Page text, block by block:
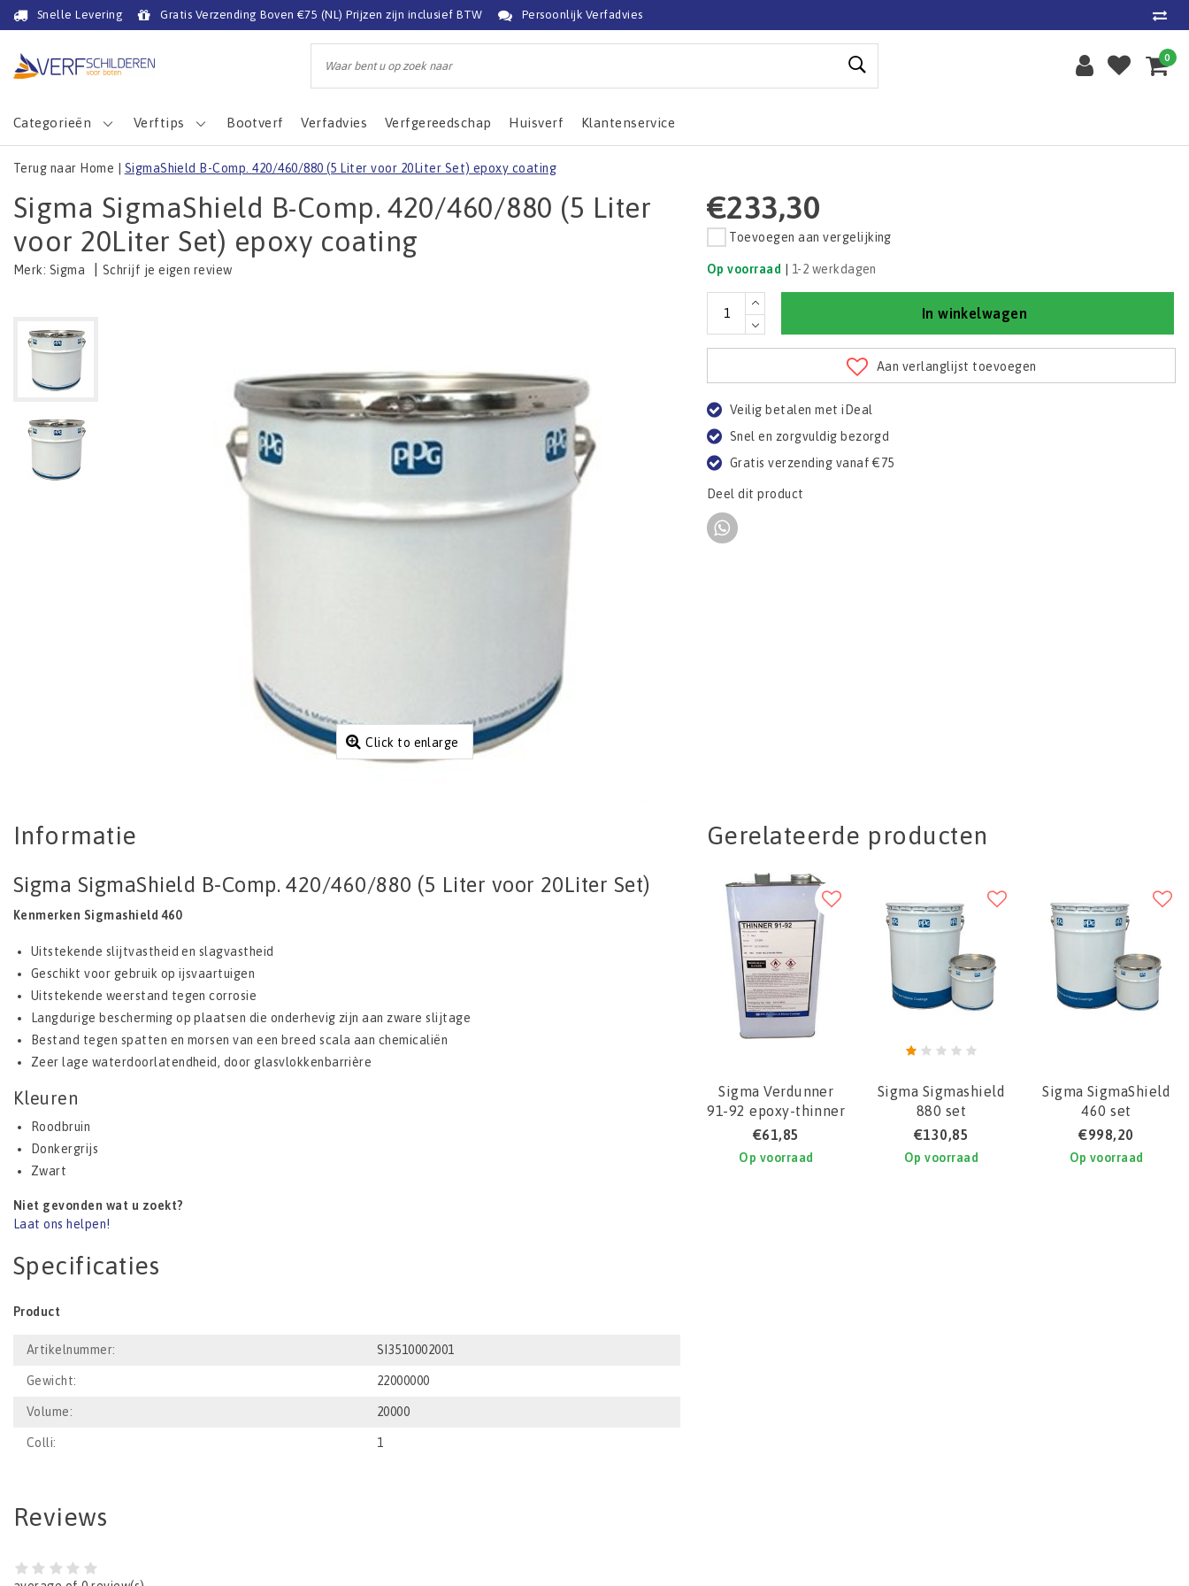
Snelle Levering Gratis Verzending Boven €75 (NL) Prijzen zijn inclusief BTW Persoonlijk Verfadvies
0
Categorieën Verftips Bootverf Verfadvies Verfgereedschap Huisverf Klantenservice
Terug naar Home SigmaShield B-Comp. 420/460/880 (5 Liter voor 20Liter Set) epoxy coating
Sigma SigmaShield B-Comp. 420/460/880 (5 Liter
voor 20Liter Set) epoxy coating
Merk: Sigma Schrijf je eigen review
Click to enlarge
€233,30
Toevoegen aan vergelijking
Op voorraad 1-2 werkdagen
In winkelwagen
Aan verlanglijst toevoegen
Veilig betalen met iDeal
Snel en zorgvuldig bezorgd
Gratis verzending vanaf €75
Deel dit product
Informatie
Sigma SigmaShield B-Comp. 420/460/880 (5 Liter voor 20Liter Set)
Kenmerken Sigmashield 460
Uitstekende slijtvastheid en slagvastheid
Geschikt voor gebruik op ijsvaartuigen
Uitstekende weerstand tegen corrosie
Langdurige bescherming op plaatsen die onderhevig zijn aan zware slijtage
Bestand tegen spatten en morsen van een breed scala aan chemicaliën
Zeer lage waterdoorlatendheid, door glasvlokkenbarrière
Kleuren
Roodbruin
Donkergrijs
Zwart
Niet gevonden wat u zoekt?
Laat ons helpen!
Specificaties
Product
Artikelnummer: SI3510002001
Gewicht: 22000000
Volume: 20000
Colli: 1
Reviews
Gerelateerde producten
Sigma Verdunner
91-92 epoxy-thinner
€61,85
Op voorraad
Sigma Sigmashield
880 set
€130,85
Op voorraad
Sigma SigmaShield
460 set
€998,20
Op voorraad